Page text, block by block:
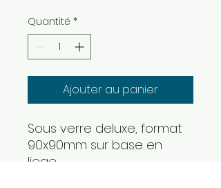
Quantité *
Ajouter au panier
Sous verre deluxe, format
90x90mm sur base en
liege